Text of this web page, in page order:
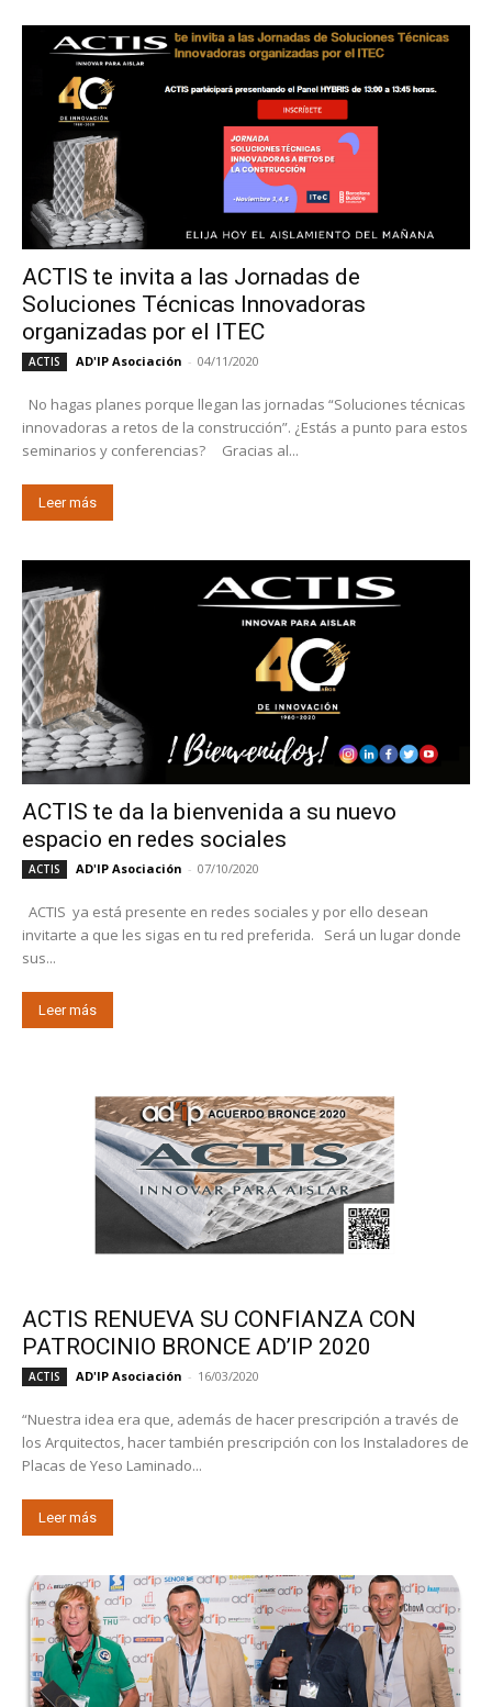
ACTIS te invita a las Jornadas de
Soluciones Técnicas Innovadoras
organizadas por el ITEC
ACTIS AD'IP Asociación - 04/11/2020
No hagas planes porque llegan las jornadas “Soluciones técnicas
innovadoras a retos de la construcción”. ¿Estás a punto para estos
seminarios y conferencias? Gracias al...
Leer más
ACTIS te da la bienvenida a su nuevo
espacio en redes sociales
ACTIS AD'IP Asociación - 07/10/2020
ACTIS ya está presente en redes sociales y por ello desean
invitarte a que les sigas en tu red preferida. Será un lugar donde
sus...
Leer más
ACTIS RENUEVA SU CONFIANZA CON
PATROCINIO BRONCE AD’IP 2020
ACTIS AD'IP Asociación - 16/03/2020
“Nuestra idea era que, además de hacer prescripción a través de
los Arquitectos, hacer también prescripción con los Instaladores de
Placas de Yeso Laminado...
Leer más